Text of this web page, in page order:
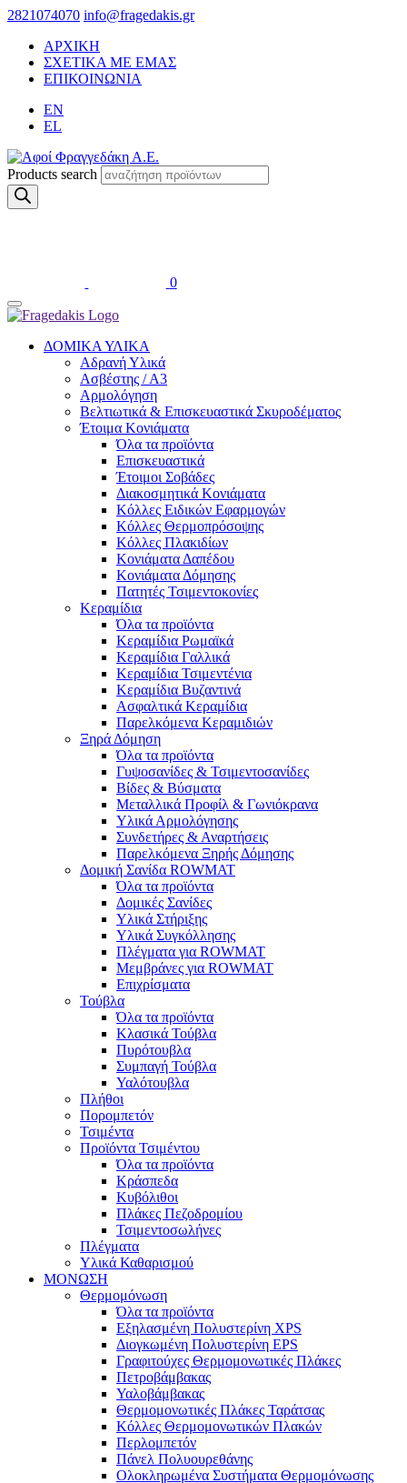
2821074070 info@fragedakis.gr
ΑΡΧΙΚΗ
ΣΧΕΤΙΚΑ ΜΕ ΕΜΑΣ
ΕΠΙΚΟΙΝΩΝΙΑ
EN
EL
Products search
0
ΔΟΜΙΚΑ ΥΛΙΚΑ
Αδρανή Υλικά
Ασβέστης / Α3
Αρμολόγηση
Βελτιωτικά & Επισκευαστικά Σκυροδέματος
Έτοιμα Κονιάματα
Όλα τα προϊόντα
Επισκευαστικά
Έτοιμοι Σοβάδες
Διακοσμητικά Κονιάματα
Κόλλες Ειδικών Εφαρμογών
Κόλλες Θερμοπρόσοψης
Κόλλες Πλακιδίων
Κονιάματα Δαπέδου
Κονιάματα Δόμησης
Πατητές Τσιμεντοκονίες
Κεραμίδια
Όλα τα προϊόντα
Κεραμίδια Ρωμαϊκά
Κεραμίδια Γαλλικά
Κεραμίδια Τσιμεντένια
Κεραμίδια Βυζαντινά
Ασφαλτικά Κεραμίδια
Παρελκόμενα Κεραμιδιών
Ξηρά Δόμηση
Όλα τα προϊόντα
Γυψοσανίδες & Τσιμεντοσανίδες
Βίδες & Βύσματα
Μεταλλικά Προφίλ & Γωνιόκρανα
Υλικά Αρμολόγησης
Συνδετήρες & Αναρτήσεις
Παρελκόμενα Ξηρής Δόμησης
Δομική Σανίδα ROWMAT
Όλα τα προϊόντα
Δομικές Σανίδες
Υλικά Στήριξης
Υλικά Συγκόλλησης
Πλέγματα για ROWMAT
Μεμβράνες για ROWMAT
Επιχρίσματα
Τούβλα
Όλα τα προϊόντα
Κλασικά Τούβλα
Πυρότουβλα
Συμπαγή Τούβλα
Υαλότουβλα
Πλήθοι
Πορομπετόν
Τσιμέντα
Προϊόντα Τσιμέντου
Όλα τα προϊόντα
Κράσπεδα
Κυβόλιθοι
Πλάκες Πεζοδρομίου
Τσιμεντοσωλήνες
Πλέγματα
Υλικά Καθαρισμού
ΜΟΝΩΣΗ
Θερμομόνωση
Όλα τα προϊόντα
Εξηλασμένη Πολυστερίνη XPS
Διογκωμένη Πολυστερίνη EPS
Γραφιτούχες Θερμομονωτικές Πλάκες
Πετροβάμβακας
Υαλοβάμβακας
Θερμομονωτικές Πλάκες Ταράτσας
Κόλλες Θερμομονωτικών Πλακών
Περλομπετόν
Πάνελ Πολυουρεθάνης
Ολοκληρωμένα Συστήματα Θερμομόνωσης